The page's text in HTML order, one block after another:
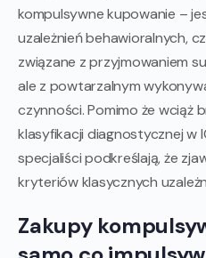
kompulsywne kupowanie –
uzależnień behawioralnych,
związane z przyjmowaniem
ale z powtarzalnym
czynności. Pomimo że wciąż
klasyfikacji diagnostycznej w
specjaliści podkreślają, że
kryteriów klasycznych
Zakupy